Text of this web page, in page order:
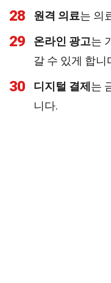
28 원격 의료는 의
29 온라인 광고는
갈 수 있게 합니
30 디지털 결제 는
니다.